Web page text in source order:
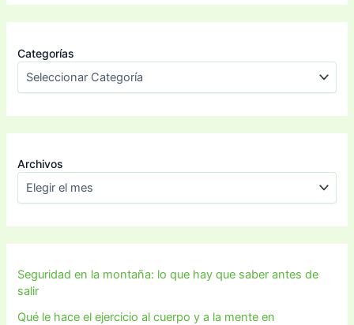
Categorías
Archivos
Seguridad en la montaña: lo que hay que saber antes de
salir
Qué le hace el ejercicio al cuerpo y a la mente en